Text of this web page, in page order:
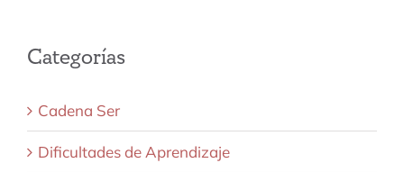
Categorías
Cadena Ser
Dificultades de Aprendizaje